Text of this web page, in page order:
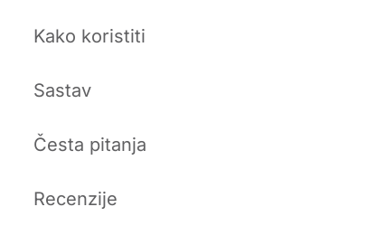
Kako koristiti
Sastav
Česta pitanja
Recenzije